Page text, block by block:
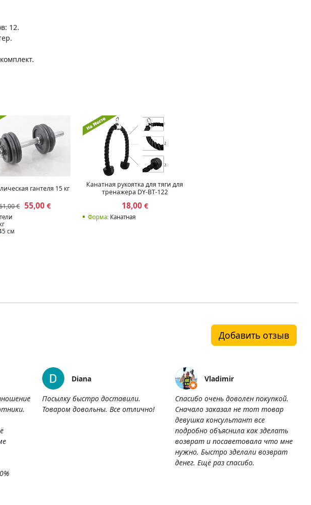
12.
гантеля 15 кг
€ 55,00 €
см
Канатная рукоятка для тяги для
тренажера DY-BT-122
18,00€
Форма:Канатная
Добавить отзыв
Diana
Посылку быстро доставили.
Товаром довольны. Все отлично!
Vladimir
Спасибо очень доволен покупкой.
Сначало заказал не тот товар
девушка консультант все
подробно объяснила как зделать
возврат и посаветовала что мне
нужно. Быстро зделали возврат
денег. Ещё раз спасибо.